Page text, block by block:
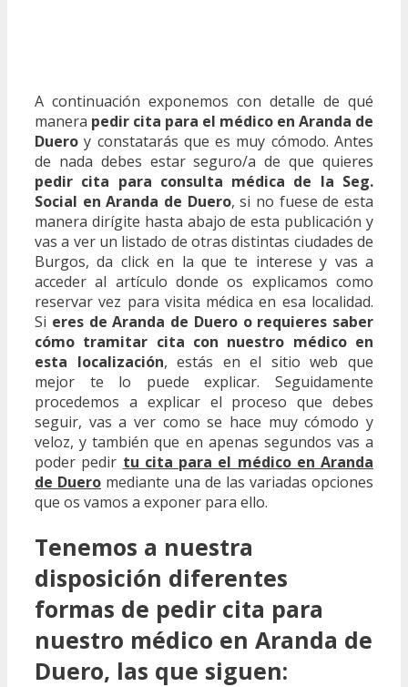
A continuación exponemos con detalle de qué
manera pedir cita para el médico en Aranda de
Duero y constatarás que es muy cómodo. Antes
de nada debes estar seguro/a de que quieres
pedir cita para consulta médica de la Seg.
Social en Aranda de Duero, si no fuese de esta
manera dirígite hasta abajo de esta publicación y
vas a ver un listado de otras distintas ciudades de
Burgos, da click en la que te interese y vas a
acceder al artículo donde os explicamos como
reservar vez para visita médica en esa localidad.
Si eres de Aranda de Duero o requieres saber
cómo tramitar cita con nuestro médico en
esta localización, estás en el sitio web que
mejor te lo puede explicar. Seguidamente
procedemos a explicar el proceso que debes
seguir, vas a ver como se hace muy cómodo y
veloz, y también que en apenas segundos vas a
poder pedir tu cita para el médico en Aranda
de Duero mediante una de las variadas opciones
que os vamos a exponer para ello.
Tenemos a nuestra
disposición diferentes
formas de pedir cita para
nuestro médico en Aranda de
Duero, las que siguen: